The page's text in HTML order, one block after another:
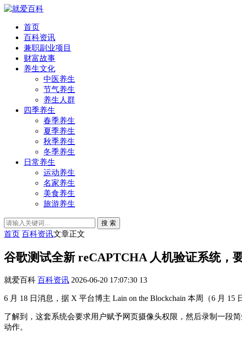
首页
百科资讯
兼职副业项目
财富故事
养生文化
中医养生
节气养生
养生人群
四季养生
春季养生
夏季养生
秋季养生
冬季养生
日常养生
运动养生
名家养生
美食养生
旅游养生
搜 索
首页 百科资讯文章正文
谷歌测试全新 reCAPTCHA 人机验证系统，
就爱百科 百科资讯 2026-06-20 17:07:30 13
6 月 18 日消息，据 X 平台博主 Lain on the Blockchain 本周（6 月
了解到，这套系统会要求用户赋予网页摄像头权限，然后录制一段
动作。